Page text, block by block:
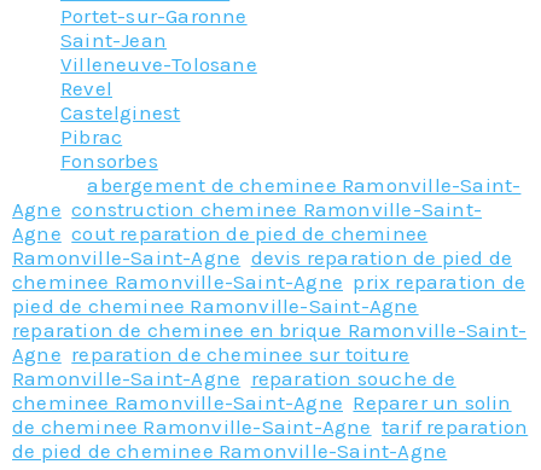
Portet-sur-Garonne
Saint-Jean
Villeneuve-Tolosane
Revel
Castelginest
Pibrac
Fonsorbes
Taggedabergement de cheminee Ramonville-Saint-
Agne ,construction cheminee Ramonville-Saint-
Agne ,cout reparation de pied de cheminee
Ramonville-Saint-Agne devis reparation de pied de
cheminee Ramonville-Saint-Agne prix reparation de
pied de cheminee Ramonville-Saint-Agne
reparation de cheminee en brique Ramonville-Saint-
Agne reparation de cheminee sur toiture
Ramonville-Saint-Agne reparation souche de
cheminee Ramonville-Saint-Agne Reparer un solin
de cheminee Ramonville-Saint-Agne ,tarif reparation
de pied de cheminee Ramonville-Saint-Agne